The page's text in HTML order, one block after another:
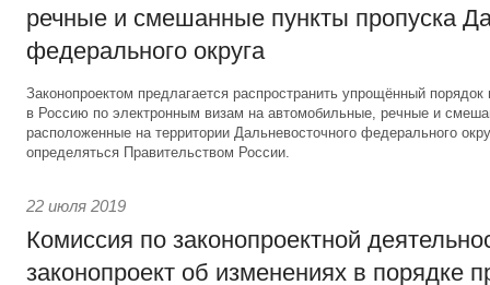
речные и смешанные пункты пропуска
федерального округа
Законопроектом предлагается распространить упрощённый
в Россию по электронным визам на автомобильные, речные и
расположенные на территории Дальневосточного федерального
определяться Правительством России.
22 июля 2019
Комиссия по законопроектной
законопроект об изменениях в порядке